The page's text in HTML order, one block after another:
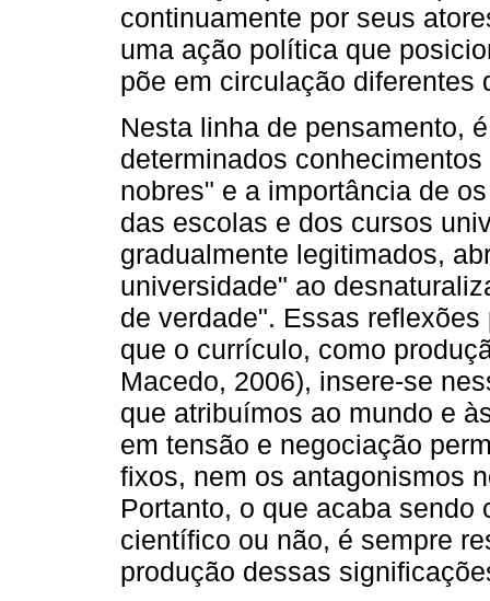
continuamente por seus
uma ação política que
põe em circulação diferentes
Nesta linha de pensamento,
determinados
nobres" e a importância de
das escolas e dos cursos
gradualmente legitimados,
universidade" ao
de verdade". Essas
que o currículo, como
Macedo, 2006), insere-se
que atribuímos ao mundo e
em tensão e negociação
fixos, nem os antagonismos
Portanto, o que acaba
científico ou não, é sempre
produção dessas